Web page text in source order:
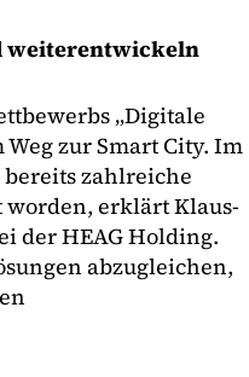
weiterentwickeln
„Digitale
Weg zur Smart City. Im
bereits zahlreiche
worden, erklärt Klaus-
der HEAG Holding.
abzugleichen,